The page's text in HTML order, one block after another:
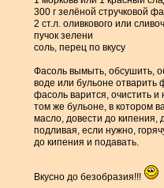
300 г зелёной стручковой
2 ст.л. оливкового или
пучок зелени
соль, перец по вкусу
Фасоль вымыть, обсушить,
воде или бульоне отварить
фасоль варится, очистить
том же бульоне, в котором
масло, довести до кипения,
подливая, если нужно,
до кипения и подавать.
Вкусно до безобразия!!!